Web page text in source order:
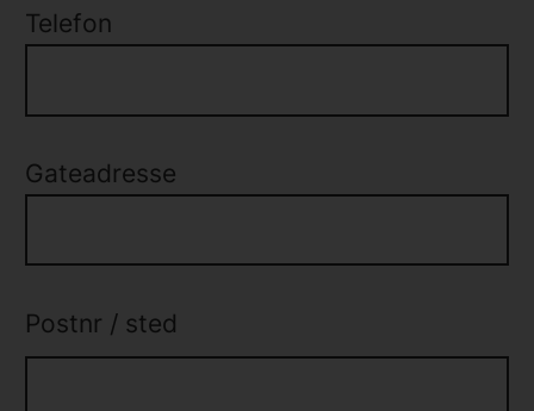
Telefon
Gateadresse
Postnr / sted